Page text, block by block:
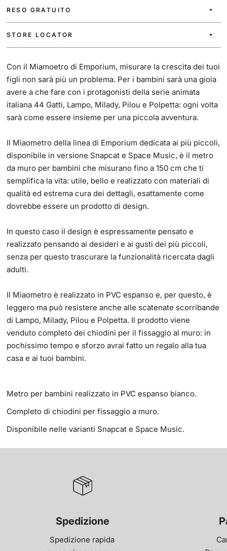
RESO GRATUITO
STORE LOCATOR
Con il Miamoetro di Emporium, misurare la crescita dei tuoi
figli non sarà più un problema. Per i bambini sarà una gioia
avere a che fare con i protagonisti della serie animata
italiana 44 Gatti, Lampo, Milady, Pilou e Polpetta: ogni volta
sarà come essere insieme per una piccola avventura.
Il Miaometro della linea di Emporium dedicata ai più piccoli,
disponibile in versione Snapcat e Space Music, è il metro
da muro per bambini che misurano fino a 150 cm che ti
semplifica la vita: utile, bello e realizzato con materiali di
qualità ed estrema cura dei dettagli, esattamente come
dovrebbe essere un prodotto di design.
In questo caso il design è espressamente pensato e
realizzato pensando ai desideri e ai gusti dei più piccoli,
senza per questo trascurare la funzionalità ricercata dagli
adulti.
Il Miaometro è realizzato in PVC espanso e, per questo, è
leggero ma può resistere anche alle scatenate scorribande
di Lampo, Milady, Pilou e Polpetta. Il prodotto viene
venduto completo dei chiodini per il fissaggio al muro: in
pochissimo tempo e sforzo avrai fatto un regalo alla tua
casa e ai tuoi bambini.
Metro per bambini realizzato in PVC espanso bianco.
Completo di chiodini per fissaggio a muro.
Disponibile nelle varianti Snapcat e Space Music.
Spedizione
Spedizione rapida